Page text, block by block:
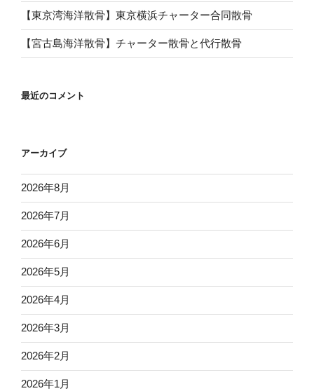
【東京湾海洋散骨】東京横浜チャーター合同散骨
【宮古島海洋散骨】チャーター散骨と代行散骨
最近のコメント
アーカイブ
2026年8月
2026年7月
2026年6月
2026年5月
2026年4月
2026年3月
2026年2月
2026年1月